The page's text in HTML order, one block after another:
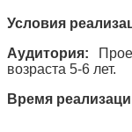
Условия
Аудитория:
возраста 5-6 лет.
Время